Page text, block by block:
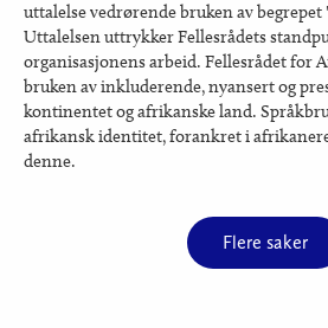
uttalelse vedrørende bruken av
Uttalelsen uttrykker Fellesrådets
organisasjonens arbeid. Fellesrådet for
bruken av inkluderende, nyansert og
kontinentet og afrikanske land.
afrikansk identitet, forankret i
denne.
Flere saker